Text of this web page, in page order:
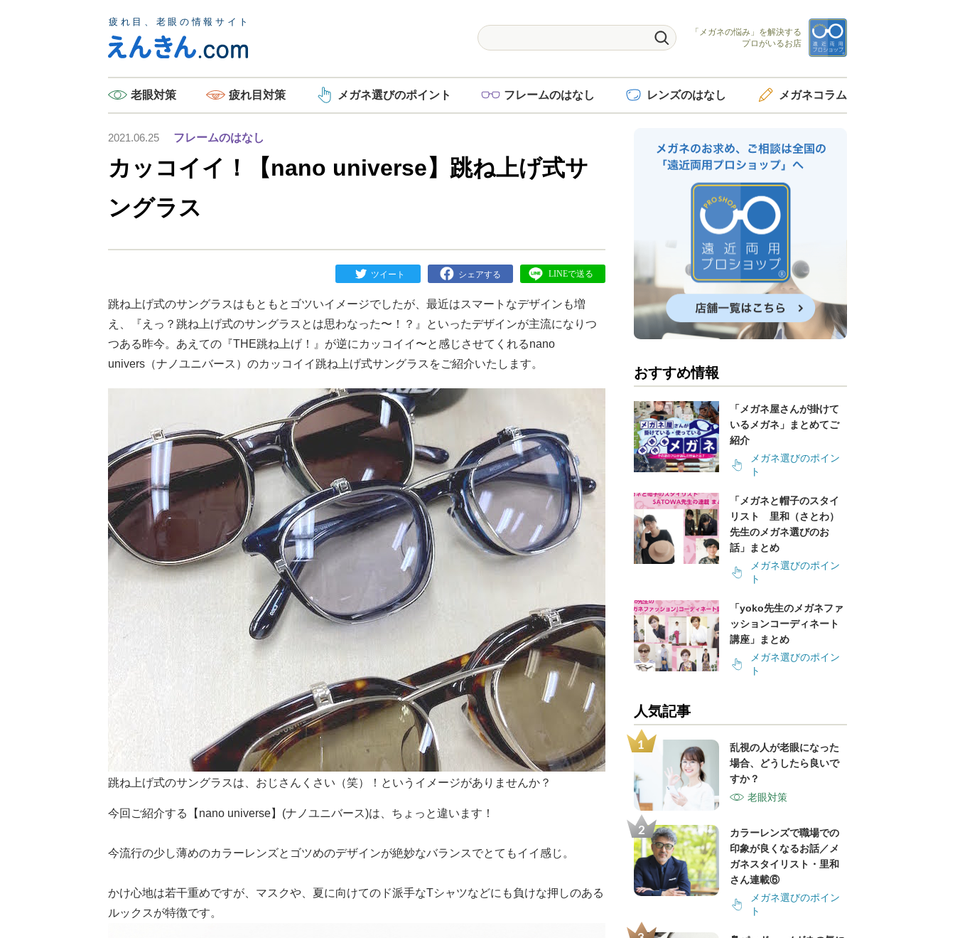
「メガネの悩み」を解決する
プロがいるお店
老眼対策 疲れ目 対策 メガネ選びのポイント フレームのはなし レンズのはなし メガネコラム
2021.06.25 フレームのはなし
カッコイイ！【nano universe】跳ね上げ式サ
ングラス
跳ね上げ式のサングラスはもともとゴツいイメージでしたが、最近はスマートなデザインも増
え、『えっ？跳ね上げ式のサングラスとは思わなった〜！？』といったデザインが主流になりつ
つある昨今。あえての『THE跳ね上げ！』が逆にカッコイイ〜と感じさせてくれるnano
univers（ナノユニバース）のカッコイイ跳ね上げ式サングラスをご紹介いたします。
跳ね上げ式のサングラスは、おじさんくさい（笑）！というイメージがありませんか？
今回ご紹介する【nano universe】(ナノユニバース)は、ちょっと違います！
今流行の少し薄めのカラーレンズとゴツめのデザインが絶妙なバランスでとてもイイ感じ。
かけ心地は若干重めですが、マスクや、夏に向けてのド派手なTシャツなどにも負けな押しのある
ルックスが特徴です。
おすすめ情報
「メガネ屋さんが掛けて
いるメガネ」まとめてご
紹介
メガネ選びのポイン
ト
「メガネと帽子のスタイ
リスト 里和（さとわ）
先生のメガネ選びのお
話」まとめ
メガネ選びのポイン
ト
「yoko先生のメガネファ
ッションコーディネート
講座」まとめ
メガネ選びのポイン
ト
人気記事
乱視の人が老眼になった
場合、どうしたら良いで
すか？
老眼対策
カラーレンズで職場での
印象が良くなるお話／メ
ガネスタイリスト・里和
さん連載⑥
メガネ選びのポイン
ト